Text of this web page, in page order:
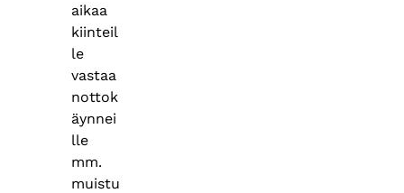
aikaa
kiinteil
le
vastaa
nottok
äynnei
lle
mm.
muistu